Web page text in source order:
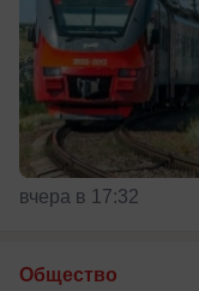
вчера в 17:32
Общество